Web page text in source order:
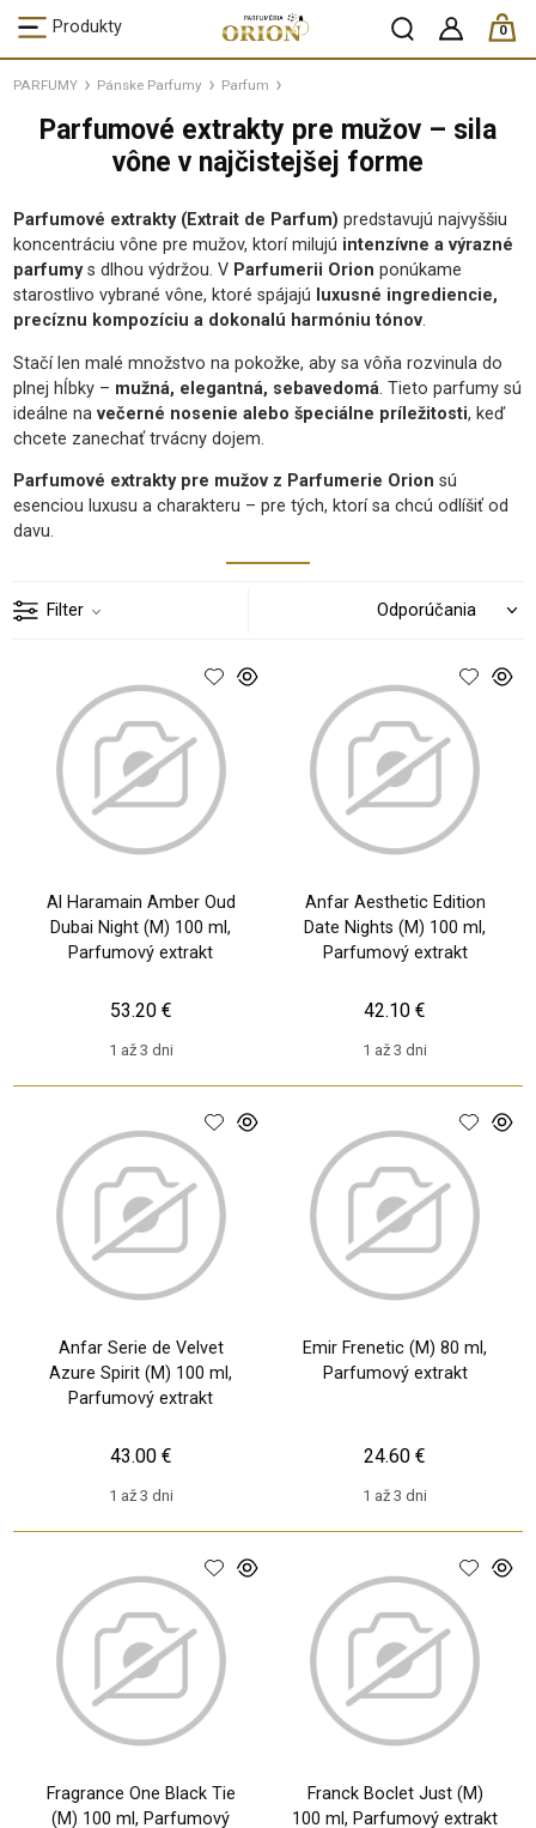
Produkty 0
ks /
PARFUMY Pánske Parfumy Parfum
Parfumové extrakty pre mužov – sila
vône v najčistejšej forme
Parfumové extrakty (Extrait de Parfum) predstavujú najvyššiu
koncentráciu vône pre mužov, ktorí milujú intenzívne a výrazné
parfumys dlhou výdržou. V Parfumerii Orion ponúkame
starostlivo vybrané vône, ktoré spájajú luxusné ingrediencie,
precíznu kompozíciu a dokonalú harmóniu tónov.
Stačí len malé množstvo na pokožke, aby sa vôňa rozvinula do
plnej hĺbky – mužná, elegantná, sebavedomá. Tieto parfumy sú
ideálne navečerné nosenie alebo špeciálne príležitosti, keď
chcete zanechať trvácny dojem.
Parfumové extrakty pre mužov z Parfumerie Orion sú
esenciou luxusu a charakteru – pre tých, ktorí sa chcú odlíšiť od
davu.
Filter
Al Haramain Amber Oud
Dubai Night (M) 100 ml,
Parfumový extrakt
1 až 3 dni
53.20 €
Anfar Aesthetic Edition
Date Nights (M) 100 ml,
Parfumový extrakt
1 až 3 dni
42.10 €
Anfar Serie de Velvet
Azure Spirit (M) 100 ml,
Parfumový extrakt
1 až 3 dni
43.00 €
Emir Frenetic (M) 80 ml,
Parfumový extrakt
1 až 3 dni
24.60 €
Fragrance One Black Tie
(M) 100 ml, Parfumový
Franck Boclet Just (M)
100 ml, Parfumový extrakt